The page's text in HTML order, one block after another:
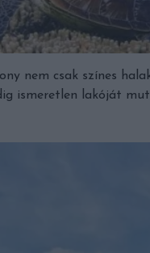
nem csak színes
ismeretlen lakóját